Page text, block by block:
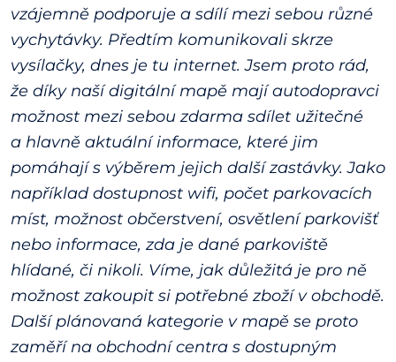
vzájemně podporuje a sdílí mezi sebou různé
vychytávky. Předtím komunikovali skrze
vysílačky, dnes je tu internet. Jsem proto rád,
že díky naší digitální mapě mají autodopravci
možnost mezi sebou zdarma sdílet užitečné
a hlavně aktuální informace, které jim
pomáhají s výběrem jejich další zastávky. Jako
například dostupnost wifi, počet parkovacích
míst, možnost občerstvení, osvětlení parkovišť
nebo informace, zda je dané parkoviště
hlídané, či nikoli. Víme, jak důležitá je pro ně
možnost zakoupit si potřebné zboží v obchodě.
Další plánovaná kategorie v mapě se proto
zaměří na obchodní centra s dostupným